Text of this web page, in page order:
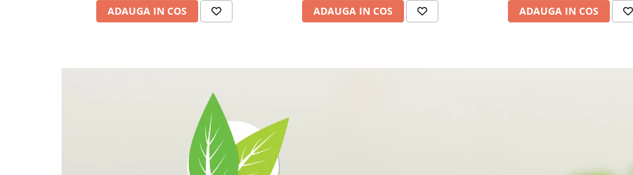
ADAUGA IN COS ADAUGA IN COS ADAUGA IN COS